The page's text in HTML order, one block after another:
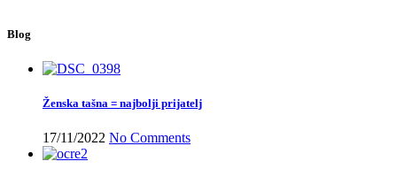
Blog
Ženska tašna = najbolji prijatelj
17/11/2022 No Comments